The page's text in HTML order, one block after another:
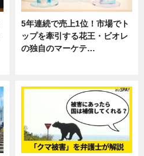
5年連続で売上1位！市場でト
ップを牽引する花王・ビオレ
の独自のマーケテ…